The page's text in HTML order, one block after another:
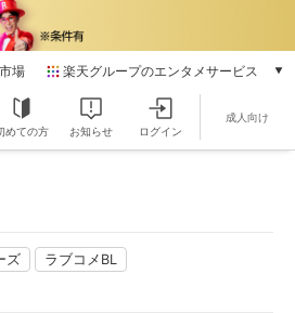
場 楽天グループのエンタメサービス
本/ゲーム/CD/DVD
雑誌読み放題
動画配信
めての方 お知らせ ログイン
成人向け
ズ
ラブコメBL